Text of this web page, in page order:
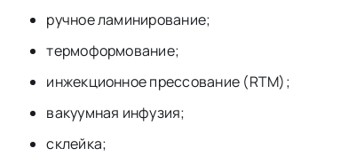
ручное ламинирование;
термоформование;
инжекционное прессование (RTM);
вакуумная инфузия;
склейка;